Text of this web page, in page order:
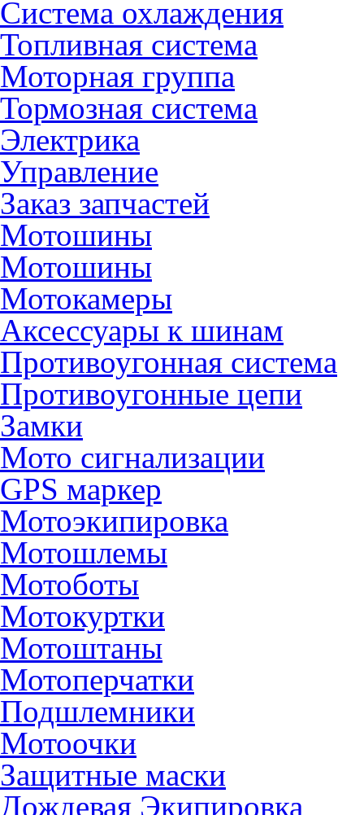
Система охлаждения
Топливная система
Моторная группа
Тормозная система
Электрика
Управление
Заказ запчастей
Мотошины
Мотошины
Мотокамеры
Аксессуары к шинам
Противоугонная система
Противоугонные цепи
Замки
Мото сигнализации
GPS маркер
Мотоэкипировка
Мотошлемы
Мотоботы
Мотокуртки
Мотоштаны
Мотоперчатки
Подшлемники
Мотоочки
Защитные маски
Дождевая Экипировка